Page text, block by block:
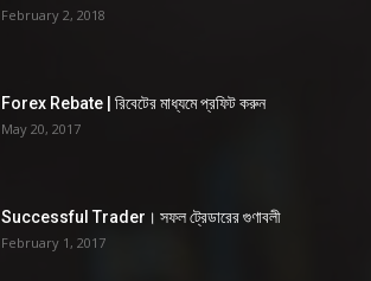
February 2, 2018
Forex Rebate | রিবেটের মাধ্যমে প্রফিট করুন
May 20, 2017
Successful Trader। সফল ট্রেডারের গুণাবলী
February 1, 2017